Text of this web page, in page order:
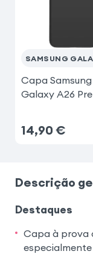
Samsung
SAMSUNG
Capa Samsung
Galaxy A26
14,90 €
Descrição
Destaques
Capa à prova